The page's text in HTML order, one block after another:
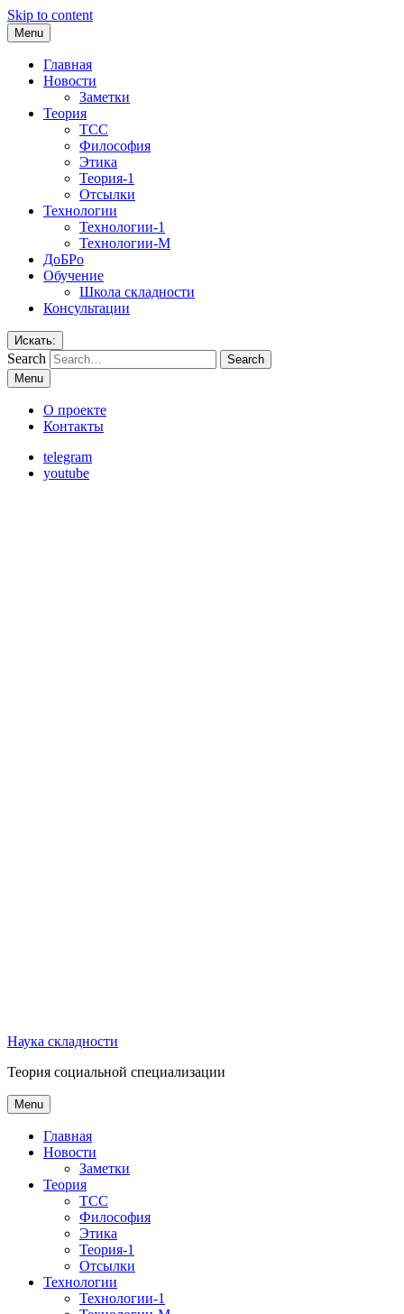
Skip to content
Menu
Главная
Новости
Заметки
Теория
ТСС
Философия
Этика
Теория-1
Отсылки
Технологии
Технологии-1
Технологии-М
ДоБРо
Обучение
Школа складности
Консультации
Искать:
Search
Menu
О проекте
Контакты
telegram
youtube
Наука складности
Теория социальной специализации
Menu
Главная
Новости
Заметки
Теория
ТСС
Философия
Этика
Теория-1
Отсылки
Технологии
Технологии-1